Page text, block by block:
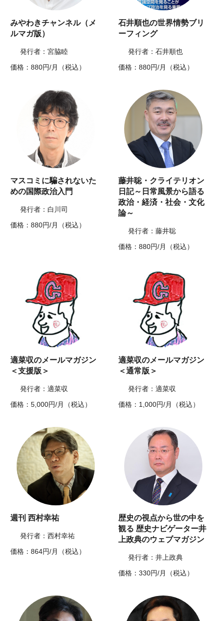
みやわきチャンネル（メ
ルマガ版）
発行者：宮脇睦
価格：880円/月（税込）
石井順也の世界情勢ブリ
ーフィング
発行者：石井順也
価格：880円/月（税込）
マスコミに騙されないた
めの国際政治入門
発行者：白川司
価格：880円/月（税込）
藤井聡・クライテリオン
日記～日常風景から語る
政治・経済・社会・文化
論～
発行者：藤井聡
価格：880円/月（税込）
適菜収のメールマガジン
＜支援版＞
発行者：適菜収
価格：5,000円/月（税込）
適菜収のメールマガジン
＜通常版＞
発行者：適菜収
価格：1,000円/月（税込）
週刊 西村幸祐
発行者：西村幸祐
価格：864円/月（税込）
歴史の視点から世の中を
観る 歴史ナビゲーター井
上政典のウェブマガジン
発行者：井上政典
価格：330円/月（税込）